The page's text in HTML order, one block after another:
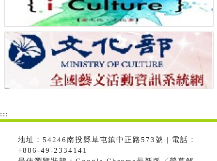
:::
地址：54246南投縣草屯鎮中正路573號 | 電話：
+886-49-2334141